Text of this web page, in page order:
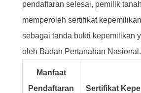
pendaftaran selesai, pemilik
memperoleh sertifikat
sebagai tanda bukti kepemilikan
oleh Badan Pertanahan Nasional.
Manfaat
Pendaftaran
Sertifikat